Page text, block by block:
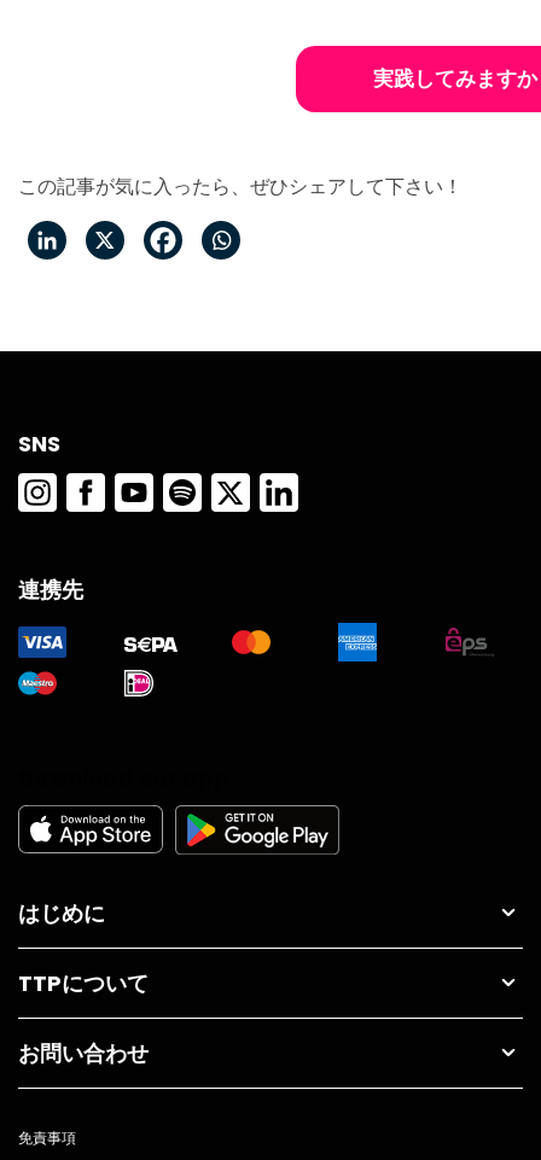
実践してみます
この記事が気に入ったら、ぜひシェアして下さい！
SNS
連携先
はじめに
TTPについて
お問い合わせ
免責事項